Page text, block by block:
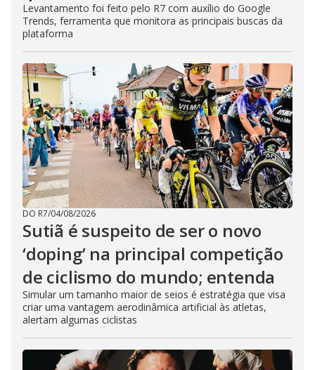
Levantamento foi feito pelo R7 com auxílio do Google
Trends, ferramenta que monitora as principais buscas da
plataforma
DO R7/04/08/2026
Sutiã é suspeito de ser o novo
‘doping’ na principal competição
de ciclismo do mundo; entenda
Simular um tamanho maior de seios é estratégia que visa
criar uma vantagem aerodinâmica artificial às atletas,
alertam algumas ciclistas